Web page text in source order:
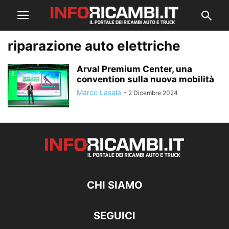
riparazione auto elettriche
Arval Premium Center, una
convention sulla nuova mobilità
Marco Lasala - 2 Dicembre 2024
CHI SIAMO
SEGUICI